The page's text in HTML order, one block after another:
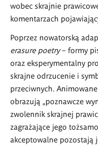
wobec skrajnie
komentarzach
Poprzez nowatorską
erasure poetry– formy
oraz eksperymentalny
skrajne odrzucenie i
przeciwnych.
obrazują „poznawcze
zwolennik skrajnej
zagrażające jego
akceptowalne pozostają